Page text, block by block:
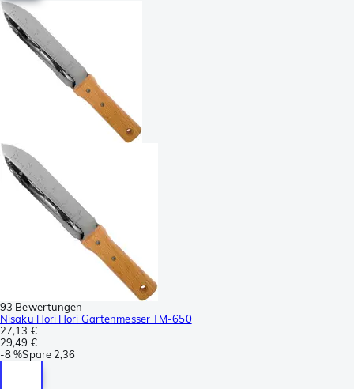
93 Bewertungen
Nisaku Hori Hori Gartenmesser TM-650
27,13 €
29,49 €
-8 %Spare 2,36